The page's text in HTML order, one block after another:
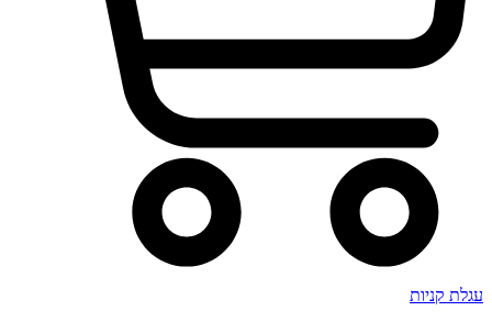
עגלת קניות